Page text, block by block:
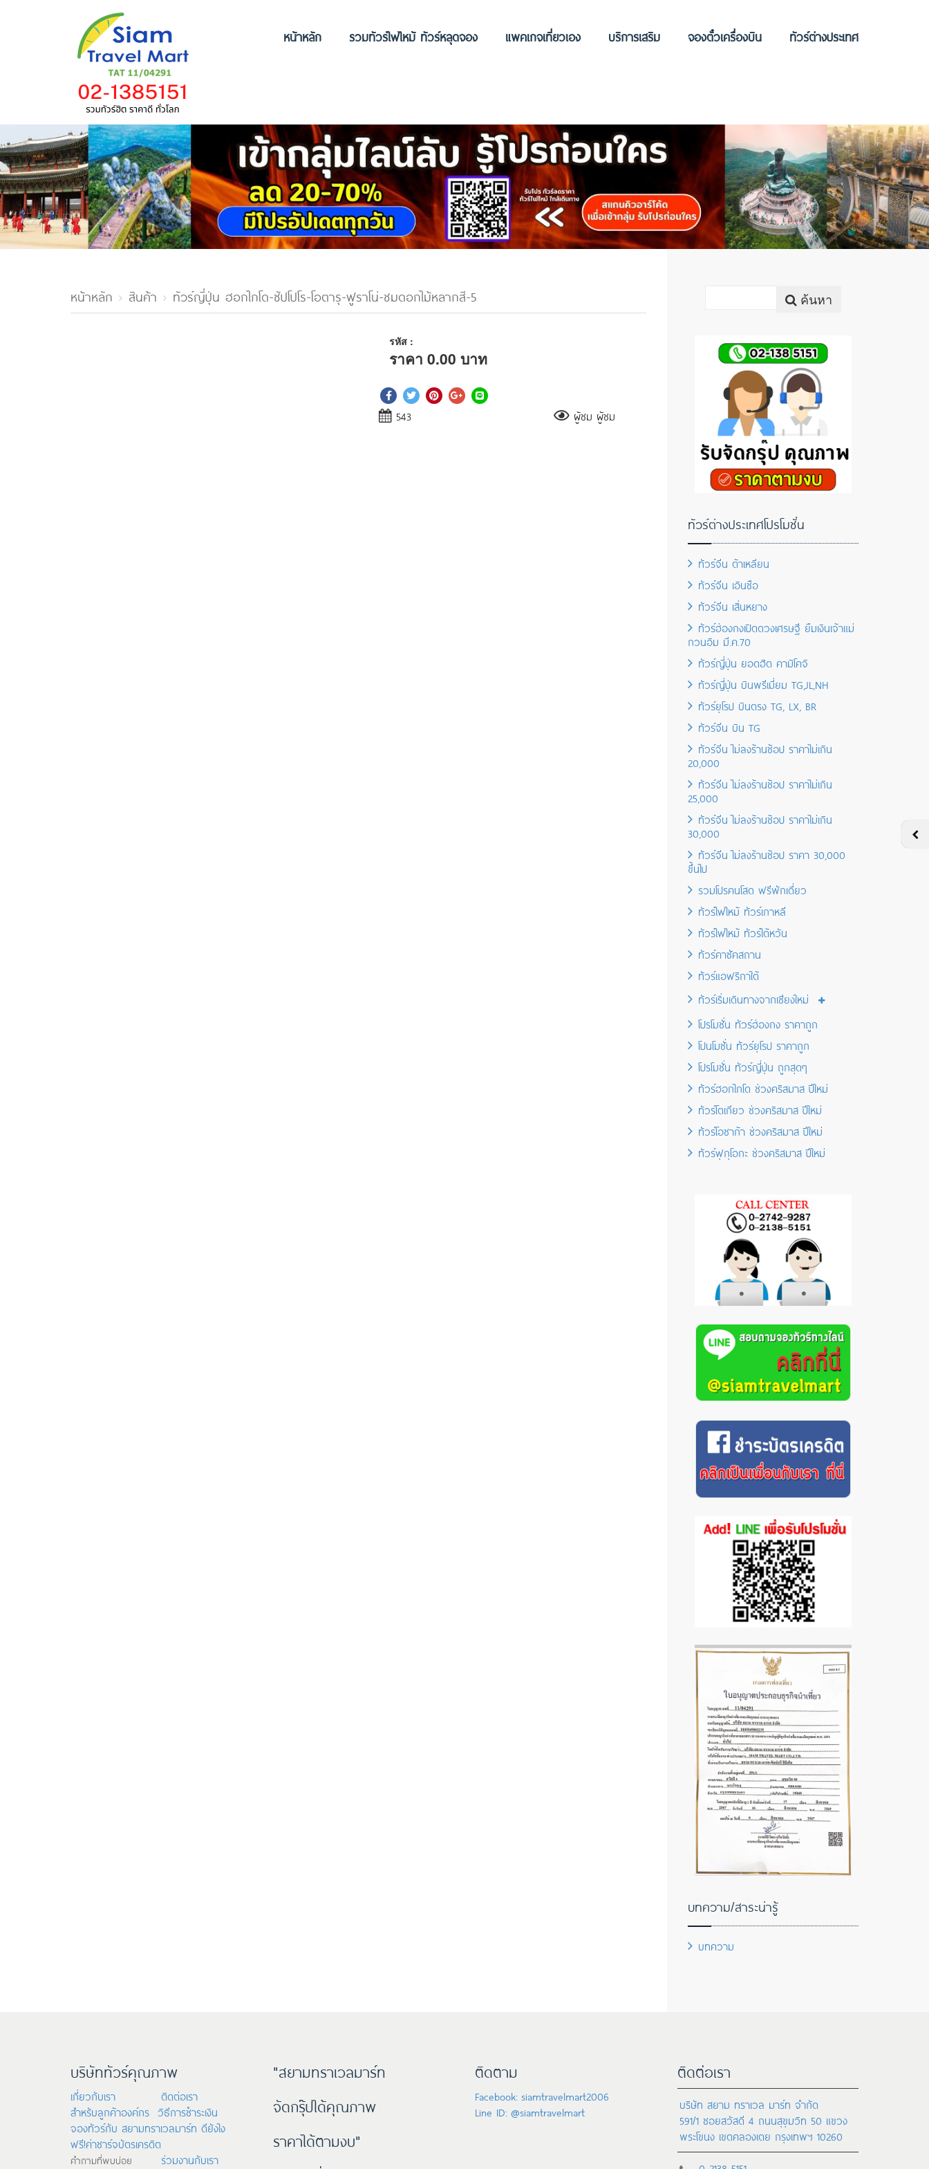
หน้าหลัก รวมทัวร์ไฟไหม้ ทัวร์หลุดจอง แพคเกจเที่ยวเอง บริการเสริม จองตั๋วเครื่องบิน ทัวร์ต่างประเทศ
หน้าหลัก สินค้า ทัวร์ญี่ปุ่น ฮอกไกโด-ซัปโปโร-โอตารุ-ฟูราโน่-ชมดอกไม้หลากสี-5
รหัส :
ราคา0.00 บาท
543 ผู้ชม ผู้ชม
ค้นหา
ทัวร์ต่างประเทศโปรโมชั่น
ทัวร์จีน ต้าเหลียน
ทัวร์จีน เอินซือ
ทัวร์จีน เสิ่นหยาง
ทัวร์ฮ่องกงเปิดดวงเศรษฐี ยืมเงินเจ้าแม่
กวนอิม มี.ค.70
ทัวร์ญี่ปุ่น ยอดฮิต คามิโคจิ
ทัวร์ญี่ปุ่น บินพรีเมี่ยม TG,JL,NH
ทัวร์ยุโรป บินตรง TG, LX, BR
ทัวร์จีน บิน TG
ทัวร์จีน ไม่ลงร้านช้อป ราคาไม่เกิน
20,000
ทัวร์จีน ไม่ลงร้านช้อป ราคาไม่เกิน
25,000
ทัวร์จีน ไม่ลงร้านช้อป ราคาไม่เกิน
30,000
ทัวร์จีน ไม่ลงร้านช้อป ราคา 30,000
ขึ้นไป
รวมโปรคนโสด ฟรีพักเดี่ยว
ทัวร์ไฟไหม้ ทัวร์เกาหลี
ทัวร์ไฟไหม้ ทัวร์ไต้หวัน
ทัวร์คาซัคสถาน
ทัวร์แอฟริกาใต้
ทัวร์เริ่มเดินทางจากเชียงใหม่
โปรโมชั่น ทัวร์ฮ่องกง ราคาถูก
โปนโมชั่น ทัวร์ยุโรป ราคาถูก
โปรโมชั่น ทัวร์ญี่ปุ่น ถูกสุดๆ
ทัวร์ฮอกไกโด ช่วงคริสมาส ปีใหม่
ทัวร์โตเกียว ช่วงคริสมาส ปีใหม่
ทัวร์โอซาก้า ช่วงคริสมาส ปีใหม่
ทัวร์ฟุกุโอกะ ช่วงคริสมาส ปีใหม่
บทความ/สาระน่ารู้
บทความ
บริษัททัวร์คุณภาพ
เกี่ยวกับเรา
ติดต่อเรา
สำหรับลูกค้าองค์กร วิธีการชำระเงิน
จองทัวร์กับ สยามทราเวลมาร์ท ดียังไง
ฟรี!ค่าชาร์จบัตรเครดิต
คำถามที่พบบ่อย ร่วมงานกับเรา
"สยามทราเวลมาร์ท
จัดกรุ๊ปได้คุณภาพ
ราคาได้ตามงบ"
ติดตาม
Facebook: siamtravelmart2006
Line ID: @siamtravelmart
ติดต่อเรา
บริษัท สยาม ทราเวล มาร์ท จำกัด
591/1 ซอยสวัสดี 4 ถนนสุขุมวิท 50 แขวง
พระโขนง เขตคลองเตย กรุงเทพฯ 10260